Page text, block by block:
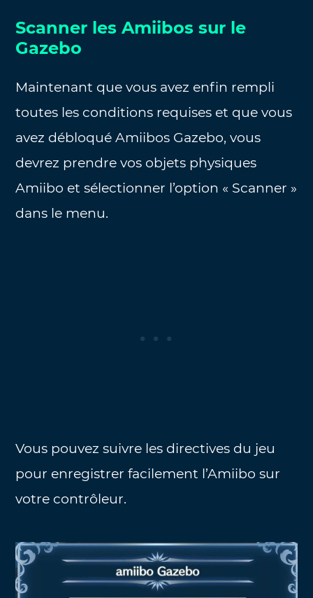
Scanner les Amiibos sur le
Gazebo
Maintenant que vous avez enfin rempli
toutes les conditions requises et que vous
avez débloqué Amiibos Gazebo, vous
devrez prendre vos objets physiques
Amiibo et sélectionner l’option « Scanner »
dans le menu.
Vous pouvez suivre les directives du jeu
pour enregistrer facilement l’Amiibo sur
votre contrôleur.